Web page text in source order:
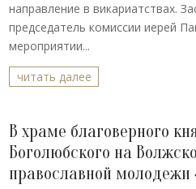
направление в викариатствах.
председатель комиссии иерей
мероприятии...
читать далее
В храме благоверного
Боголюбского на
православной молодежи